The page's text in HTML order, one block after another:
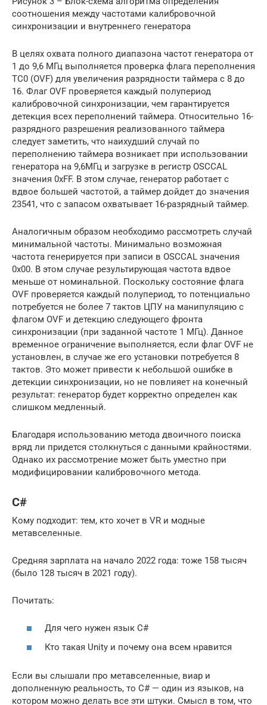
соотношения между частотами калибровочной
синхронизации и внутреннего генератора
В целях охвата полного диапазона частот генератора от
1 до 9,6 МГц выполняется проверка флага переполнения
ТС0 (OVF) для увеличения разрядности таймера с 8 до
16. Флаг OVF проверяется каждый полупериод
калибровочной синхронизации, чем гарантируется
детекция всех переполнений таймера. Относительно 16-
разрядного разрешения реализованного таймера
следует заметить, что наихудший случай по
переполнению таймера возникает при использовании
генератора на 9,6МГц и загрузке в регистр OSCCAL
значения 0xFF. В этом случае, генератор работает с
вдвое большей частотой, а таймер дойдет до значения
23541, что с запасом охватывает 16-разрядный таймер.
Аналогичным образом необходимо рассмотреть случай
минимальной частоты. Минимально возможная
частота генерируется при записи в OSCCAL значения
0x00. В этом случае результирующая частота вдвое
меньше от номинальной. Поскольку состояние флага
OVF проверяется каждый полупериод, то потенциально
потребуется не более 7 тактов ЦПУ на манипуляцию с
флагом OVF и детекцию следующего фронта
синхронизации (при заданной частоте 1 МГц). Данное
временное ограничение выполняется, если флаг OVF не
установлен, в случае же его установки потребуется 8
тактов. Это может привести к небольшой ошибке в
детекции синхронизации, но не повлияет на конечный
результат: генератор будет корректно определен как
слишком медленный.
Благодаря использованию метода двоичного поиска
вряд ли придется столкнуться с данными крайностями.
Однако их рассмотрение может быть уместно при
модифицировании калибровочного метода.
C#
Кому подходит: тем, кто хочет в VR и модные
метавселенные.
Средняя зарплата на начало 2022 года: тоже 158 тысяч
(было 128 тысяч в 2021 году).
Почитать:
Для чего нужен язык C#
Кто такая Unity и почему она всем нравится
Если вы слышали про метавселенные, виар и
дополненную реальность, то C# — один из языков, на
котором можно делать все эти штуки. Смысл в том, что